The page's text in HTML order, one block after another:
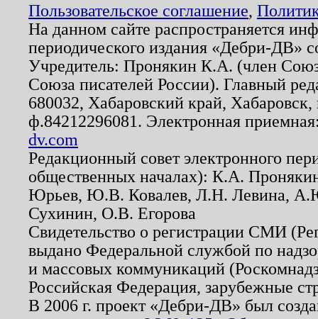
Пользовательское соглашение,
На данном сайте распространяется
периодического издания «Дебри-ДВ»
Учредитель: Пронякин К.А. (член
Союза писателей России). Главный
680032, Хабаровский край,
ф.84212296081. Электронная
dv.com
Редакционный совет электронного
общественных началах): К.А.
Юрьев, Ю.В. Ковалев, Л.Н. Левина,
Сухинин, О.В. Егорова
Свидетельство о регистрации СМИ
выдано Федеральной службой по
и массовых коммуникаций
Российская Федерация, зарубежные
В 2006 г. проект «Дебри-ДВ» был